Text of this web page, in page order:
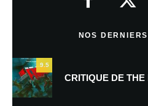
NOS
9.5
CRITIQUE DE THE